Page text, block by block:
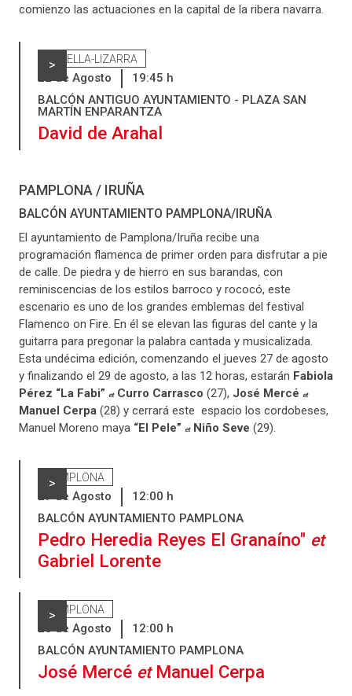
comienzo las actuaciones en la capital de la ribera navarra.
ESTELLA-LIZARRA
22 de Agosto 19:45 h
BALCÓN ANTIGUO AYUNTAMIENTO - PLAZA SAN
MARTÍN ENPARANTZA
David de Arahal
>
PAMPLONA / IRUÑA
BALCÓN AYUNTAMIENTO PAMPLONA/IRUÑA
El ayuntamiento de Pamplona/Iruña recibe una
programación flamenca de primer orden para disfrutar a pie
de calle. De piedra y de hierro en sus barandas, con
reminiscencias de los estilos barroco y rococó, este
escenario es uno de los grandes emblemas del festival
Flamenco on Fire. En él se elevan las figuras del cante y la
guitarra para pregonar la palabra cantada y musicalizada.
Esta undécima edición, comenzando el jueves 27 de agosto
y finalizando el 29 de agosto, a las 12 horas, estarán Fabiola
Pérez “La Fabi” etCurro Carrasco (27), José Mercé et
Manuel Cerpa (28) y cerrará este espacio los cordobeses,
Manuel Moreno maya “El Pele” etNiño Seve (29).
PAMPLONA
27 de Agosto 12:00 h
BALCÓN AYUNTAMIENTO PAMPLONA
Pedro Heredia Reyes El Granaíno" et
Gabriel Lorente
>
PAMPLONA
28 de Agosto 12:00 h
BALCÓN AYUNTAMIENTO PAMPLONA
José Mercé etManuel Cerpa
>